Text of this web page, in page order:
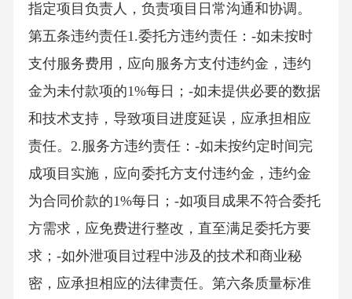
指定项目负责人，负责项目日常沟通和协调。
第五条违约责任1.委托方违约责任：-如未按时
支付服务费用，应向服务方支付违约金，违约
金为未付款项的1%每日；-如未提供必要的数据
和技术支持，导致项目进度延误，应承担相应
责任。2.服务方违约责任：-如未按约定时间完
成项目实施，应向委托方支付违约金，违约金
为合同价款的1%每日；-如项目成果不符合委托
方需求，应免费进行整改，直至满足委托方要
求；-如外泄项目过程中涉及的技术和商业秘
密，应承担相应的法律责任。第六条质量标准